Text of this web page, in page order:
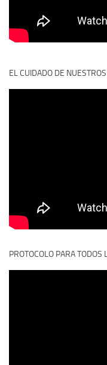
EL CUIDADO DE
PROTOCOLO PARA TODOS